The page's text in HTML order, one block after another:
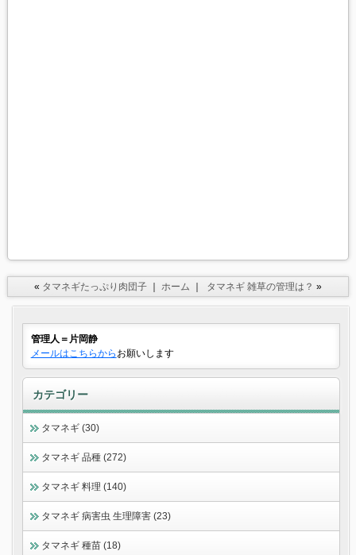
« タマネギたっぷり肉団子｜ ホーム ｜ タマネギ 雑草の管理は？ »
管理人＝片岡静
メールはこちらから お願いします
カテゴリー
タマネギ (30)
タマネギ 品種 (272)
タマネギ 料理 (140)
タマネギ 病害虫 生理障害 (23)
タマネギ 種苗 (18)